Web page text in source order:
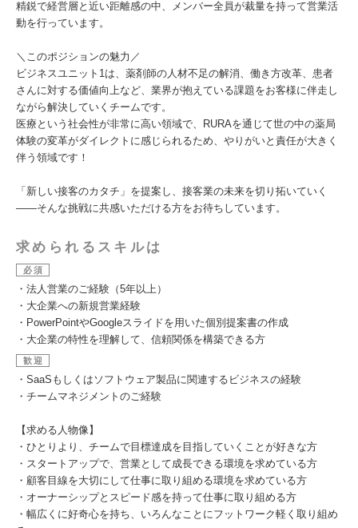
精鋭で経営層と近い距離感の中、メンバー全員が裁量を持って営業活
動を行っています。
＼このポジションの魅力／
ビジネスユニット1は、薬剤師の人材不足の解消、働き方改革、患者
さんに対する価値向上など、業界が抱えている課題をお客様に伴走し
ながら解決していくチームです。
医療という社会性が非常に高い領域で、RURAを通じて世の中の薬局
体験の変革がダイレクトに感じられるため、やりがいと責任が大きく
伴う領域です！
「新しい接客のカタチ」を提案し、接客業の未来を切り拓いていく
――そんな挑戦に共感いただける方をお待ちしています。
求められるスキルは
必須
・法人営業のご経験（5年以上）
・大企業への新規営業経験
・PowerPointやGoogleスライドを用いた個別提案書の作成
・大企業の特性を理解して、信頼関係を構築できる方
歓迎
・SaaSもしくはソフトウェア製品に関連するビジネスの経験
・チームマネジメントのご経験
【求める人物像】
・ひとりより、チームで目標達成を目指していくことが好きな方
・スタートアップで、営業として成長できる環境を求めている方
・顧客目線を大切にして仕事に取り組める環境を求めている方
・オーナーシップとスピード感を持って仕事に取り組める方
・幅広くに好奇心を持ち、いろんなことにフットワーク軽く取り組め